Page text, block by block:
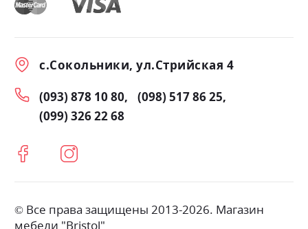
с.Сокольники, ул.Стрийская 4
(093) 878 10 80
(098) 517 86 25
(099) 326 22 68
© Все права защищены 2013-2026. Магазин
мебели "Bristol"